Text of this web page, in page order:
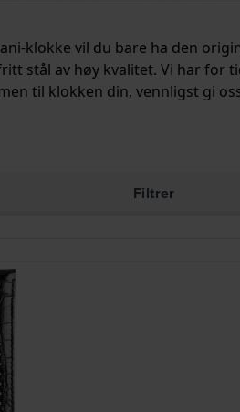
klokke vil du bare ha den
stål av høy kvalitet. Vi har for
til klokken din, vennligst gi
Filtrer